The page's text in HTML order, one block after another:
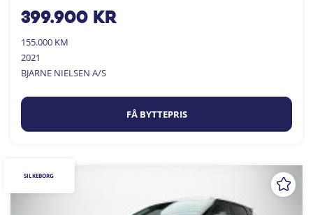
399.900kr
155.000 KM
2021
BJARNE NIELSEN A/S
FÅ BYTTEPRIS
SILKEBORG